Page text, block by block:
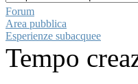
Forum
Area pubblica
Esperienze subacquee
Tempo